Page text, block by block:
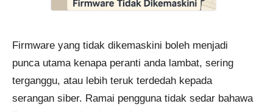
Firmware yang tidak dikemaskini boleh menjadi
punca utama kenapa peranti anda lambat, sering
terganggu, atau lebih teruk terdedah kepada
serangan siber. Ramai pengguna tidak sedar bahawa